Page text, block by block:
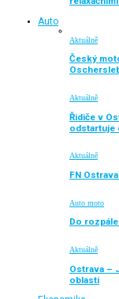
Auto
Aktuálně
Český
Aktuálně
Řidiče v
odstartuje
Aktuálně
FN
Auto moto
Do
Aktuálně
Ostrava –
oblasti